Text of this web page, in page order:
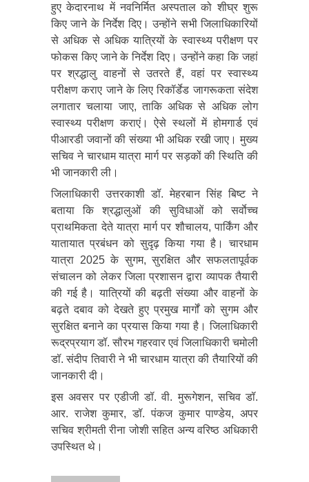
हुए केदारनाथ में नवनिर्मित अस्पताल को शीघ्र शुरू
किए जाने के निर्देश दिए। उन्होंने सभी जिलाधिकारियों
से अधिक से अधिक यात्रियों के स्वास्थ्य परीक्षण पर
फोकस किए जाने के निर्देश दिए। उन्होंने कहा कि जहां
पर श्रद्धालु वाहनों से उतरते हैं, वहां पर स्वास्थ्य
परीक्षण कराए जाने के लिए रिकॉर्डेड जागरूकता संदेश
लगातार चलाया जाए, ताकि अधिक से अधिक लोग
स्वास्थ्य परीक्षण कराएं। ऐसे स्थलों में होमगार्ड एवं
पीआरडी जवानों की संख्या भी अधिक रखी जाए। मुख्य
सचिव ने चारधाम यात्रा मार्ग पर सड़कों की स्थिति की
भी जानकारी ली।
जिलाधिकारी उत्तरकाशी डॉ. मेहरबान सिंह बिष्ट ने
बताया कि श्रद्धालुओं की सुविधाओं को सर्वाेच्च
प्राथमिकता देते यात्रा मार्ग पर शौचालय, पार्किंग और
यातायात प्रबंधन को सुदृढ़ किया गया है। चारधाम
यात्रा 2025 के सुगम, सुरक्षित और सफलतापूर्वक
संचालन को लेकर जिला प्रशासन द्वारा व्यापक तैयारी
की गई है। यात्रियों की बढ़ती संख्या और वाहनों के
बढ़ते दबाव को देखते हुए प्रमुख मार्गों को सुगम और
सुरक्षित बनाने का प्रयास किया गया है। जिलाधिकारी
रूद्रप्रयाग डॉ. सौरभ गहरवार एवं जिलाधिकारी चमोली
डॉ. संदीप तिवारी ने भी चारधाम यात्रा की तैयारियों की
जानकारी दी।
इस अवसर पर एडीजी डॉ. वी. मुरूगेशन, सचिव डॉ.
आर. राजेश कुमार, डॉ. पंकज कुमार पाण्डेय, अपर
सचिव श्रीमती रीना जोशी सहित अन्य वरिष्ठ अधिकारी
उपस्थित थे।